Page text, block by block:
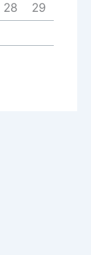
28
29